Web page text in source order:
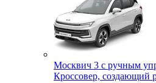
Москвич 3 с ручным
Кроссовер, создающий